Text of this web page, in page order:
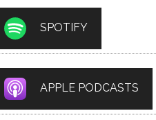
SPOTIFY
APPLE PODCASTS